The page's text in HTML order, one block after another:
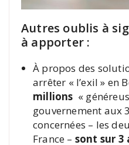
Autres oublis à
à apporter :
À propos des
arrêter « l’exil » en
millions «
gouvernement aux
concernées – les
France – sont sur 3